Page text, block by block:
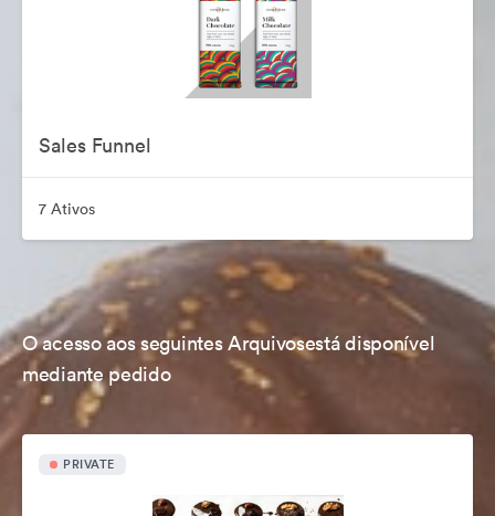
Sales Funnel
7 Ativos
O acesso aos seguintes Arquivosestá disponível
mediante pedido
PRIVATE